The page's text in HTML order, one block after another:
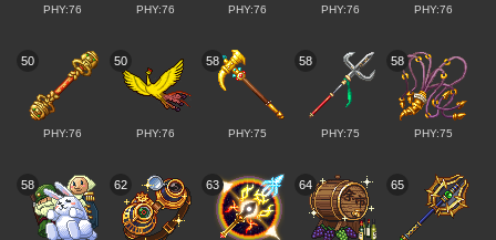
PHY:76 PHY:76 PHY:76 PHY:76 PHY:76
50
PHY:76
50
PHY:76
58
PHY:75
58
PHY:75
58
PHY:75
58 62 63 64 65